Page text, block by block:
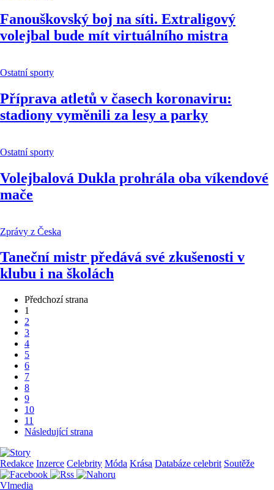
Fanouškovský boj na síti. Extraligový
volejbal bude mít virtuálního mistra
Ostatní sporty
Příprava atletů v časech koronaviru:
stadiony vyměnili za lesy a parky
Ostatní sporty
Volejbalová Dukla prohrála oba víkendové
mače
Zprávy z Česka
Taneční mistr předává své zkušenosti v
klubu i na školách
Předchozí strana
1
2
3
4
5
6
7
8
9
10
11
Následující strana
Redakce Inzerce Celebrity Móda Krása Databáze celebrit Soutěže
Vlmedia